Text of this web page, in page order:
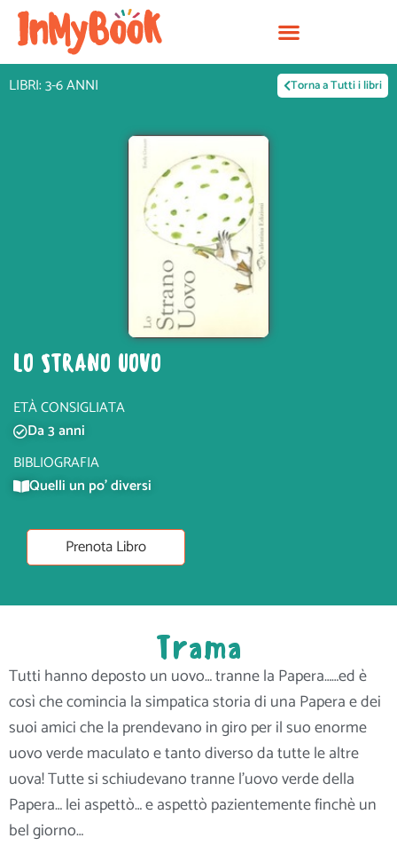
Vai
contenuto
LIBRI: 3-6 ANNI Torna a Tutti i libri
LO STRANO UOVO
ETÀ CONSIGLIATA
Da 3 anni
BIBLIOGRAFIA
Quelli un po' diversi
Prenota Libro
Trama
Tutti hanno deposto un uovo… tranne la Papera……ed è
così che comincia la simpatica storia di una Papera e dei
suoi amici che la prendevano in giro per il suo enorme
uovo verde maculato e tanto diverso da tutte le altre
uova! Tutte si schiudevano tranne l’uovo verde della
Papera… lei aspettò… e aspettò pazientemente finchè un
bel giorno…